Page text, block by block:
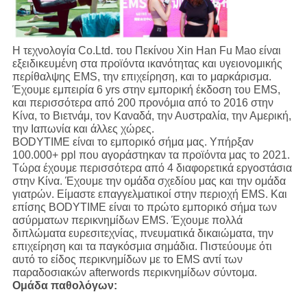
Η τεχνολογία Co.Ltd. του Πεκίνου Xin Han Fu Mao είναι
εξειδικευμένη στα προϊόντα ικανότητας και υγειονομικής
περίθαλψης EMS, την επιχείρηση, και το μαρκάρισμα.
Έχουμε εμπειρία 6 yrs στην εμπορική έκδοση του EMS,
και περισσότερα από 200 προνόμια από το 2016 στην
Κίνα, το Βιετνάμ, τον Καναδά, την Αυστραλία, την Αμερική,
την Ιαπωνία και άλλες χώρες.
BODYTIME είναι το εμπορικό σήμα μας. Υπήρξαν
100.000+ ppl που αγοράστηκαν τα προϊόντα μας το 2021.
Τώρα έχουμε περισσότερα από 4 διαφορετικά εργοστάσια
στην Κίνα. Έχουμε την ομάδα σχεδίου μας και την ομάδα
γιατρών. Είμαστε επαγγελματικοί στην περιοχή EMS. Και
επίσης BODYTIME είναι το πρώτο εμπορικό σήμα των
ασύρματων περικνημίδων EMS. Έχουμε πολλά
διπλώματα ευρεσιτεχνίας, πνευματικά δικαιώματα, την
επιχείρηση και τα παγκόσμια σημάδια. Πιστεύουμε ότι
αυτό το είδος περικνημίδων με το EMS αντί των
παραδοσιακών afterwords περικνημίδων σύντομα.
Ομάδα παθολόγων: